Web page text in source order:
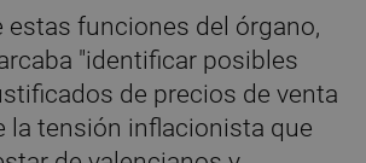
estas funciones del órgano,
"identificar posibles
de precios de venta
la tensión inflacionista que